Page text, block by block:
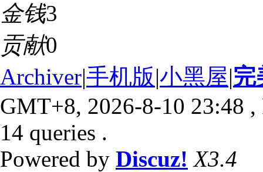
金钱3
贡献0
Archiver|手机版|小黑屋|完
GMT+8, 2026-8-10 23:48 ,
14 queries .
Powered by Discuz! X3.4